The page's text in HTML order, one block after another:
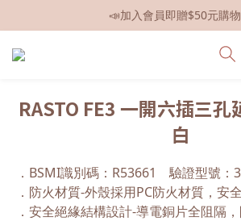
📣全館現貨
📣加入會員即贈$50元購
RASTO FE3 一開六插三
白
．BSMI識別碼：R53661    驗證型號：
．防火材質-外殼採用PC防火材質，安
．安全絕緣結構設計-導電銅片全阻隔